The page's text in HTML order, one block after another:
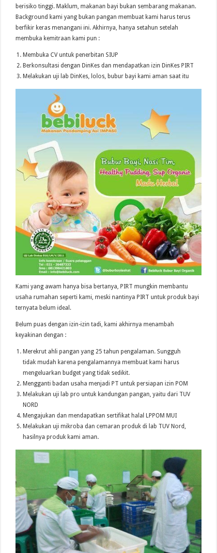
berisiko tinggi. Maklum, makanan bayi bukan sembarang makanan.
Background kami yang bukan pangan membuat kami harus terus
berfikir keras menangani ini. Akhirnya, hanya setahun setelah
membuka kemitraan kami pun :
Membuka CV untuk penerbitan SIUP
Berkonsultasi dengan DinKes dan mendapatkan izin DinKes PIRT
Melakukan uji lab DinKes, lolos, bubur bayi kami aman saat itu
Kami yang awam hanya bisa bertanya, PIRT mungkin membantu
usaha rumahan seperti kami, meski nantinya PIRT untuk produk bayi
ternyata belum ideal.
Belum puas dengan izin-izin tadi, kami akhirnya menambah
keyakinan dengan :
Merekrut ahli pangan yang 25 tahun pengalaman. Sungguh
tidak mudah karena pengalamannya membuat kami harus
mengeluarkan budget yang tidak sedikit.
Mengganti badan usaha menjadi PT untuk persiapan izin POM
Melakukan uji lab pro untuk kandungan pangan, yaitu dari TUV
NORD
Mengajukan dan mendapatkan sertifikat halal LPPOM MUI
Melakukan uji mikroba dan cemaran produk di lab TUV Nord,
hasilnya produk kami aman.